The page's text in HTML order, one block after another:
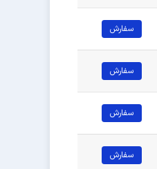
سفارش
سفارش
سفارش
سفارش